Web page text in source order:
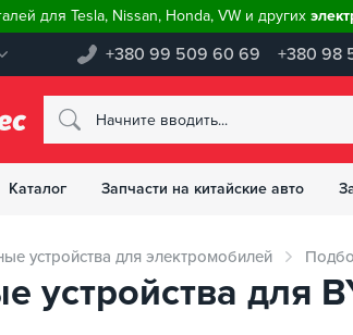
для Tesla, Nissan, Honda, VW и других
+380 99 509 60 69 +380 98
Каталог Запчасти на китайские авто
устройства для электромобилей
устройства для